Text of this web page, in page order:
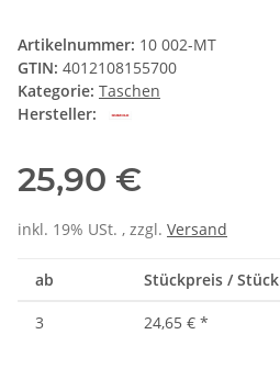
Artikelnummer: 10 002-MT
GTIN: 4012108155700
Kategorie: Taschen
Hersteller:
25,90 €
inkl. 19% USt. , zzgl. Versand
ab Stückpreis / Stück
3 24,65 € *